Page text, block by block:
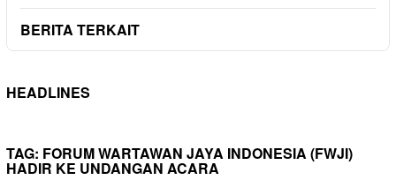
BERITA TERKAIT
HEADLINES
TAG: FORUM WARTAWAN JAYA INDONESIA (FWJI)
HADIR KE UNDANGAN ACARA